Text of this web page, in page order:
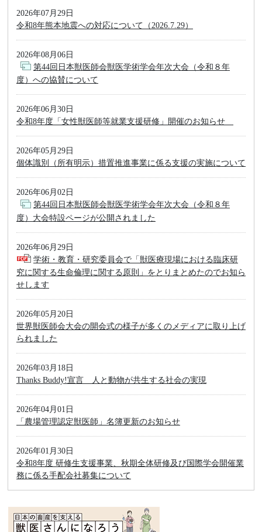
2026年07月29日
令和8年熊本地震への対応について（2026.7.29）
2026年08月06日
第44回日本獣医師会獣医学術学会年次大会（令和８年
度）への協賛について
2026年06月30日
令和8年度「女性獣医師等就業支援研修」開催のお知らせ
2026年05月29日
個体識別（所有明示）措置推進事業に係る支援の実施について
2026年06月02日
第44回日本獣医師会獣医学術学会年次大会（令和８年
度）大会特設ページが公開されました
2026年06月29日
学術・教育・研究委員会で「獣医療現場における臨床研
究に関する生命倫理に関する原則」をとりまとめたのでお知ら
せします
2026年05月20日
世界獣医師会大会の開会式の様子が多くのメディアに取り上げ
られました
2026年03月18日
Thanks Buddy!宣言 人と動物が共生する社会の実現
2026年04月01日
「農場管理認定獣医師」名簿更新のお知らせ
2026年01月30日
令和8年度 研修生支援事業、秋期全体研修及び国際学会開催業
務に係る手配会社募集について